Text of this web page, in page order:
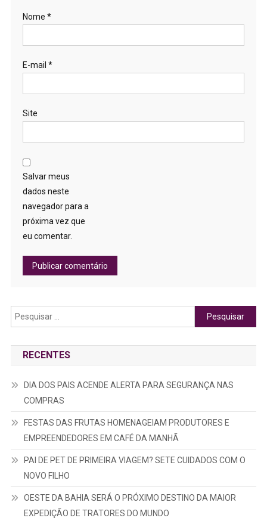
Nome *
E-mail *
Site
Salvar meus
dados neste
navegador para a
próxima vez que
eu comentar.
Pesquisar
por:
RECENTES
DIA DOS PAIS ACENDE ALERTA PARA SEGURANÇA NAS
COMPRAS
FESTAS DAS FRUTAS HOMENAGEIAM PRODUTORES E
EMPREENDEDORES EM CAFÉ DA MANHÃ
PAI DE PET DE PRIMEIRA VIAGEM? SETE CUIDADOS COM O
NOVO FILHO
OESTE DA BAHIA SERÁ O PRÓXIMO DESTINO DA MAIOR
EXPEDIÇÃO DE TRATORES DO MUNDO